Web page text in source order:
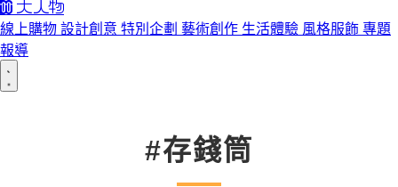
線上購物 設計創意 特別企劃 藝術創作 生活體驗 風格服飾 專題
報導
#存錢筒